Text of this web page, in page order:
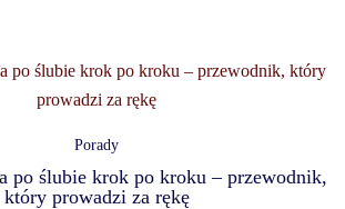
Porady
po ślubie krok po kroku – przewodnik,
który prowadzi za rękę